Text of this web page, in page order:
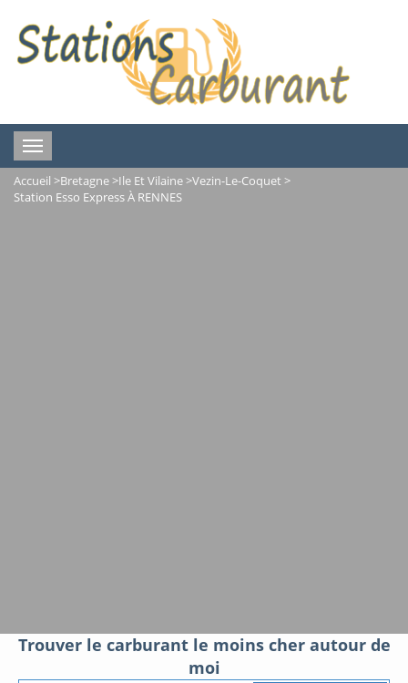
Toggle
navigation
Accueil >Bretagne>Ile Et Vilaine>Vezin-Le-Coquet >
Station Esso Express À RENNES
Trouver le carburant le moins cher autour de
moi